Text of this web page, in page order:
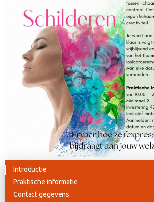
Introductie
Praktische informatie
Contact gegevens